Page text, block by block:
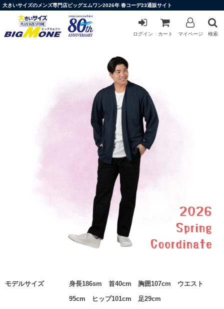
大きいサイズのメンズ専門店ビッグエムワン2026年 春コーデ23通販サイト
ログイン カート マイページ 検索
モデルサイズ
身長186sm 首40cm 胸囲107cm ウエスト
95cm ヒップ101cm 足29cm